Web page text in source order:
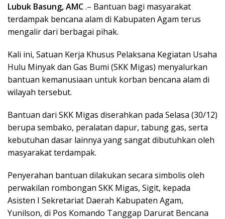
Lubuk Basung, AMC.– Bantuan bagi masyarakat
terdampak bencana alam di Kabupaten Agam terus
mengalir dari berbagai pihak.
Kali ini, Satuan Kerja Khusus Pelaksana Kegiatan Usaha
Hulu Minyak dan Gas Bumi (SKK Migas) menyalurkan
bantuan kemanusiaan untuk korban bencana alam di
wilayah tersebut.
Bantuan dari SKK Migas diserahkan pada Selasa (30/12)
berupa sembako, peralatan dapur, tabung gas, serta
kebutuhan dasar lainnya yang sangat dibutuhkan oleh
masyarakat terdampak.
Penyerahan bantuan dilakukan secara simbolis oleh
perwakilan rombongan SKK Migas, Sigit, kepada
Asisten I Sekretariat Daerah Kabupaten Agam,
Yunilson, di Pos Komando Tanggap Darurat Bencana